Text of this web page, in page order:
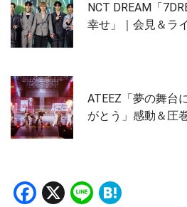
NCT DREAM「
幸せ」｜会見＆ラ
ATEEZ「夢の舞台
がとう」感動＆圧
Facebook
X Line